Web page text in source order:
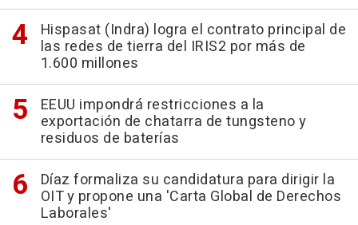
Hispasat (Indra) logra el contrato principal de
las redes de tierra del IRIS2 por más de
1.600 millones
EEUU impondrá restricciones a la
exportación de chatarra de tungsteno y
residuos de baterías
Díaz formaliza su candidatura para dirigir la
OIT y propone una 'Carta Global de Derechos
Laborales'